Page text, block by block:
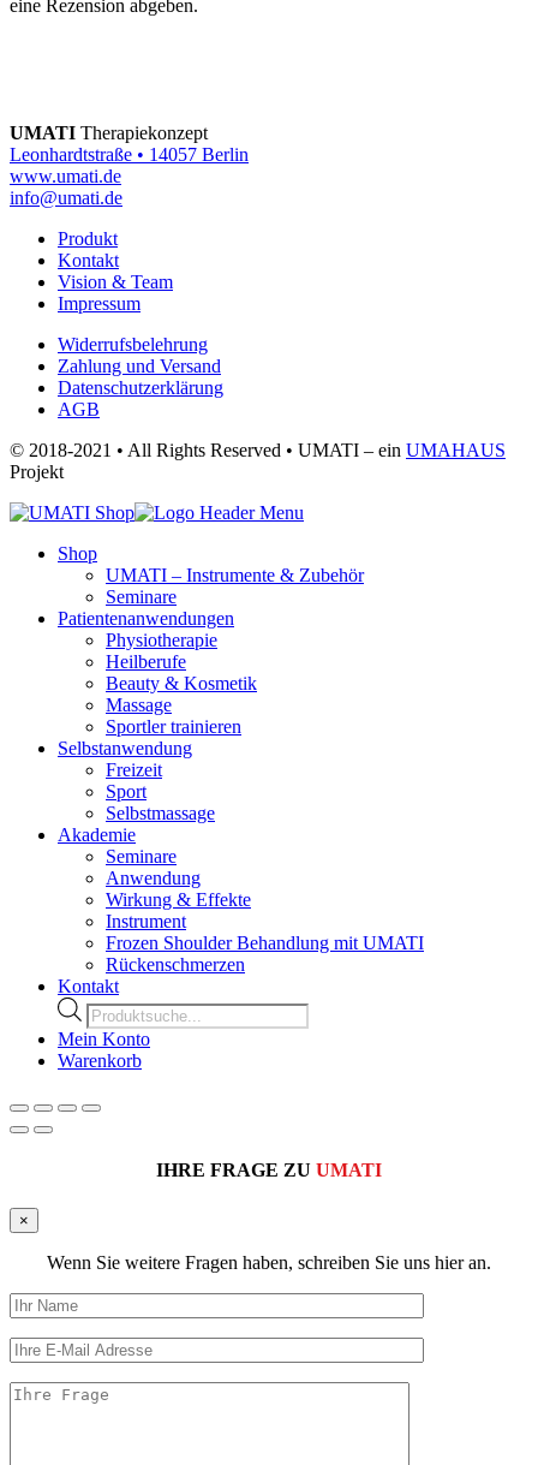
eine Rezension abgeben.
UMATI Therapiekonzept
Leonhardtstraße • 14057 Berlin
www.umati.de
info@umati.de
Produkt
Kontakt
Vision & Team
Impressum
Widerrufsbelehrung
Zahlung und Versand
Datenschutzerklärung
AGB
© 2018-2021 • All Rights Reserved • UMATI – ein UMAHAUS
Projekt
Shop
UMATI – Instrumente & Zubehör
Seminare
Patientenanwendungen
Physiotherapie
Heilberufe
Beauty & Kosmetik
Massage
Sportler trainieren
Selbstanwendung
Freizeit
Sport
Selbstmassage
Akademie
Seminare
Anwendung
Wirkung & Effekte
Instrument
Frozen Shoulder Behandlung mit UMATI
Rückenschmerzen
Kontakt
Products
search
Mein Konto
Warenkorb
IHRE FRAGE ZU UMATI
×
Wenn Sie weitere Fragen haben, schreiben Sie uns hier an.